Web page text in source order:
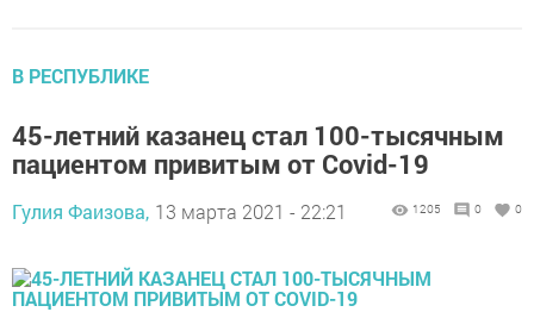
В РЕСПУБЛИКЕ
45-летний казанец стал 100-тысячным
пациентом привитым от Covid-19
Гулия Фаизова, 13 марта 2021 - 22:21 1205 0 0